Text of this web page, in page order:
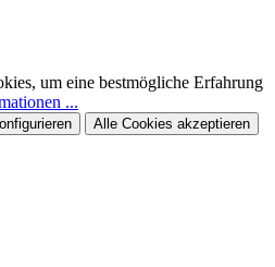
um eine bestmögliche Erfahrung
...
Alle Cookies akzeptieren